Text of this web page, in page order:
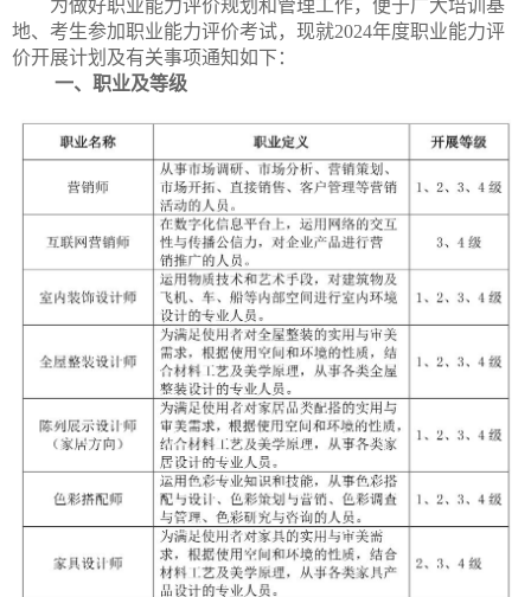
为做好职业能力评价规划和管理工作，便于广大培训基
地、考生参加职业能力评价考试，现就2024年度职业能力评
价开展计划及有关事项通知如下：
一、职业及等级